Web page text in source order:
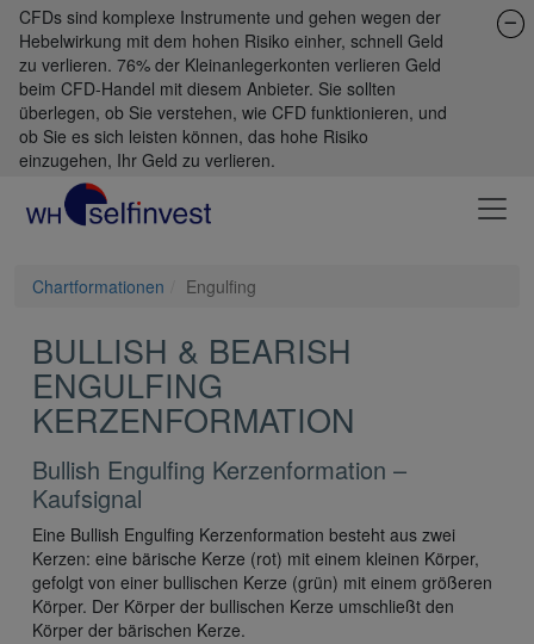
CFDs sind komplexe Instrumente und gehen wegen der
Hebelwirkung mit dem hohen Risiko einher, schnell Geld
zu verlieren. 76% der Kleinanlegerkonten verlieren Geld
beim CFD-Handel mit diesem Anbieter. Sie sollten
überlegen, ob Sie verstehen, wie CFD funktionieren, und
ob Sie es sich leisten können, das hohe Risiko
einzugehen, Ihr Geld zu verlieren.
Chartformationen Engulfing
BULLISH & BEARISH
ENGULFING
KERZENFORMATION
Bullish Engulfing Kerzenformation –
Kaufsignal
Eine Bullish Engulfing Kerzenformation besteht aus zwei
Kerzen: eine bärische Kerze (rot) mit einem kleinen Körper,
gefolgt von einer bullischen Kerze (grün) mit einem größeren
Körper. Der Körper der bullischen Kerze umschließt den
Körper der bärischen Kerze.